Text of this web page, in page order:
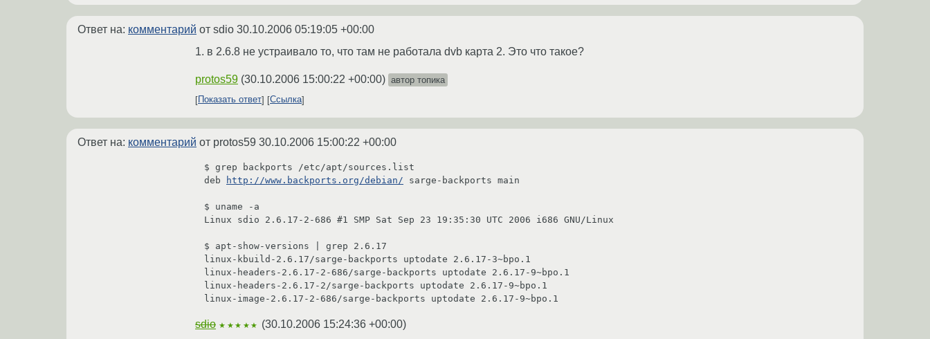
Ответ на: комментарий от sdio 30.10.2006 05:19:05 +00:00
1. в 2.6.8 не устраивало то, что там не работала dvb карта 2. Это что такое?
protos59 (30.10.2006 15:00:22 +00:00) автор топика
Показать ответ
Ссылка
Ответ на: комментарий от protos59 30.10.2006 15:00:22 +00:00
$ grep backports /etc/apt/sources.list
deb
http://www.backports.org/debian/ sarge-backports main
$ uname -a
Linux sdio 2.6.17-2-686 #1 SMP Sat Sep 23 19:35:30 UTC 2006 i686 GNU/Linux
$ apt-show-versions | grep 2.6.17
linux-kbuild-2.6.17/sarge-backports uptodate 2.6.17-3~bpo.1
linux-headers-2.6.17-2-686/sarge-backports uptodate 2.6.17-9~bpo.1
linux-headers-2.6.17-2/sarge-backports uptodate 2.6.17-9~bpo.1
linux-image-2.6.17-2-686/sarge-backports uptodate 2.6.17-9~bpo.1
sdio ★★★★★ (30.10.2006 15:24:36 +00:00)